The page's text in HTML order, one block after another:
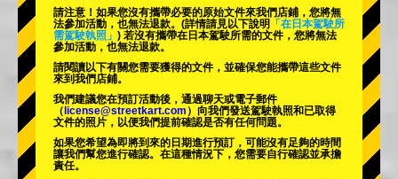
東京 淺草 大阪
沖繩
請注意！如果您沒有攜帶必要的原始文件來我們店鋪，您將無
法參加活動，也無法退款。 (詳情請見以下說明
「在日本駕駛所
需駕駛執照」 ) 若沒有攜帶在日本駕駛所需的文件，您將無法
參加活動，也無法退款。
請閱讀以下有關您需要獲得的文件，並確保您能攜帶這些文件
來到我們店鋪。
我們建議您在預訂活動後，通過聊天或電子郵件
（ license@streetkart.com ）向我們發送駕駛執照和已取得
文件的照片，以便我們提前確認是否有任何問題。
如果您希望為即將到來的日期進行預訂，可能沒有足夠的時間
讓我們幫您進行確認。在這種情況下，您需要自行確認並承擔
責任。